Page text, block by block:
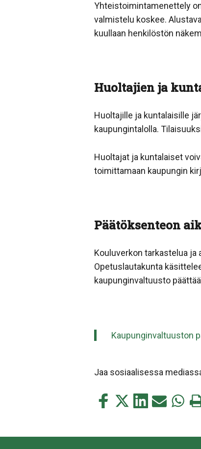
Yhteistoimintamenettely
valmistelu koskee.
kuullaan henkilöstön
Huoltajien ja
Huoltajille ja kuntalaisille
kaupungintalolla.
Huoltajat ja kuntalaiset
toimittamaan kaupungin
Päätöksenteon
Kouluverkon tarkastelua
Opetuslautakunta
kaupunginvaltuusto
Kaupunginvaltuuston
Jaa sosiaalisessa
Jaa
Jaa
Jaa Jaa Jaa